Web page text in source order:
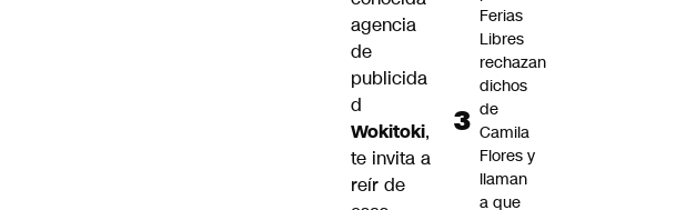
agencia
de
publicida
d
Wokitoki,
te invita a
reír de
Ferias
Libres
rechazan
dichos
de
Camila
Flores y
llaman
a que